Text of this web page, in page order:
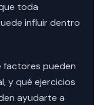
toda
influir dentro
factores pueden
y qué ejercicios
ayudarte a